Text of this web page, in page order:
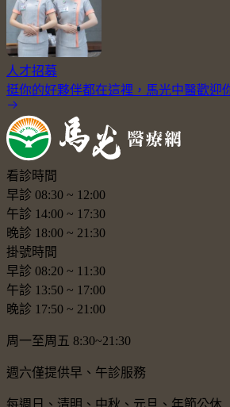
人才招募
挺你的好夥伴都在這裡，馬光中醫歡迎
看診時間
早診 08:30 ~ 12:00
午診 14:00 ~ 17:30
晚診 18:00 ~ 21:30
掛號時間
早診 08:20 ~ 11:30
午診 13:50 ~ 17:00
晚診 17:50 ~ 21:00
周一至周五 8:30~21:30
週六僅提供早、午診服務
每週日、清明、中秋、元旦、年節公休